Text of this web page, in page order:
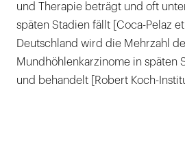
und Therapie beträgt und oft
späten Stadien fällt [Coca-Pelaz et
Deutschland wird die Mehrzahl
Mundhöhlenkarzinome in späten
und behandelt [Robert Koch-